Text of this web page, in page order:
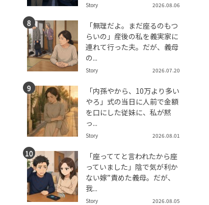
Story 2026.08.06
「無理だよ。まだ座るのもつ
らいの」産後の私を義実家に
連れて行った夫。だが、義母
の...
Story 2026.07.20
「内孫やから、10万より多い
やろ」式の当日に人前で金額
を口にした従妹に、私が黙
っ...
Story 2026.08.01
「座っててと言われたから座
っていました」陰で気が利か
ない嫁”責めた義母。だが、
我...
Story 2026.08.05